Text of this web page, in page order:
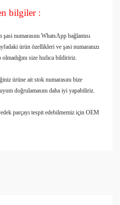
bilgiler :
şasi numarasını WhatsApp bağlantısı
ürün özellikleri ve şasi numaranızı
size hızlıca bildiririz.
ürüne ait stok numarasını bize
doğrulamasını daha iyi yapabiliriz.
parçayı tespit edebilmemiz için OEM